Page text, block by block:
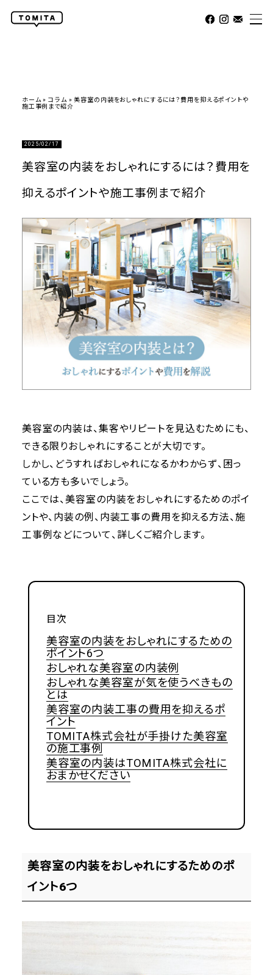
ホーム »コラム »美容室の内装をおしゃれにするには？費用を抑えるポイントや
施工事例まで紹介
2025/02/17
美容室の内装をおしゃれにするには？費用を
抑えるポイントや施工事例まで紹介
美容室の内装は、集客やリピートを見込むためにも、
できる限りおしゃれにすることが大切です。
しかし、どうすればおしゃれになるかわからず、困っ
ている方も多いでしょう。
ここでは、美容室の内装をおしゃれにするためのポイ
ントや、内装の例、内装工事の費用を抑える方法、施
工事例などについて、詳しくご紹介します。
目次
美容室の内装をおしゃれにするための
ポイント6つ
おしゃれな美容室の内装例
おしゃれな美容室が気を使うべきもの
とは
美容室の内装工事の費用を抑えるポ
イント
TOMITA株式会社が手掛けた美容室
の施工事例
美容室の内装はTOMITA株式会社に
おまかせください
美容室の内装をおしゃれにするためのポ
イント6つ